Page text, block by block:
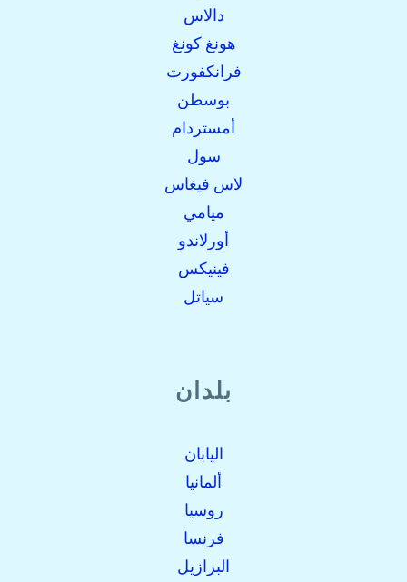
دالاس
هونغ كونغ
فرانكفورت
بوسطن
أمستردام
سول
لاس فيغاس
ميامي
أورلاندو
فينيكس
سياتل
بلدان
اليابان
ألمانيا
روسيا
فرنسا
البرازيل